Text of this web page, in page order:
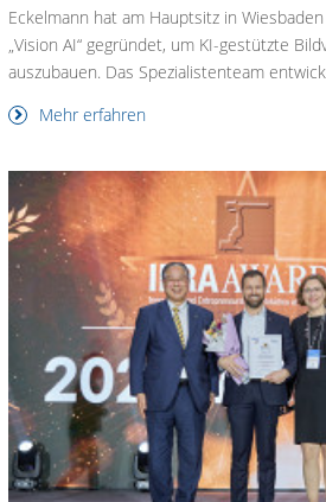
Eckelmann hat am Hauptsitz in
„Vision AI“ gegründet, um KI-gestützte
auszubauen. Das Spezialistenteam
Mehr erfahren